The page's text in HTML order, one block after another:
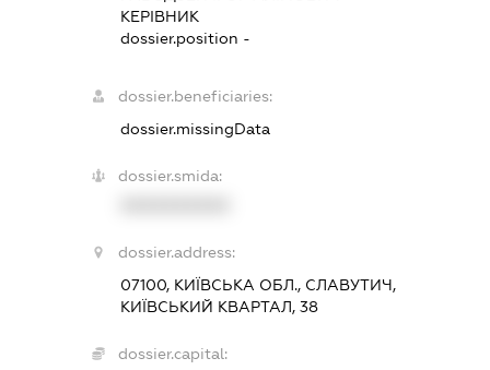
КЕРІВНИК
dossier.position -
dossier.beneficiaries:
dossier.missingData
dossier.smida:
dossier.address:
07100, КИЇВСЬКА ОБЛ., СЛАВУТИЧ,
КИЇВСЬКИЙ КВАРТАЛ, 38
dossier.capital: